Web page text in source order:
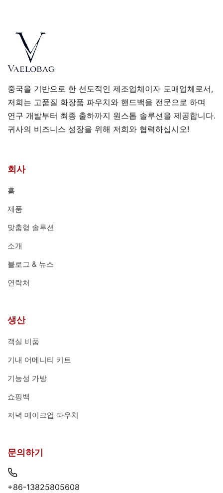
중국을 기반으로 한 선도적인 제조업체이자 도매업체로서,
저희는 고품질 화장품 파우치와 핸드백을 전문으로 하며
연구 개발부터 최종 출하까지 원스톱 솔루션을 제공합니다.
귀사의 비즈니스 성장을 위해 저희와 협력하십시오!
회사
홈
제품
맞춤형 솔루션
소개
블로그 & 뉴스
연락처
생산
객실 비품
기내 어메니티 키트
기능성 가방
쇼핑백
저녁 메이크업 파우치
문의하기
+86-13825805608